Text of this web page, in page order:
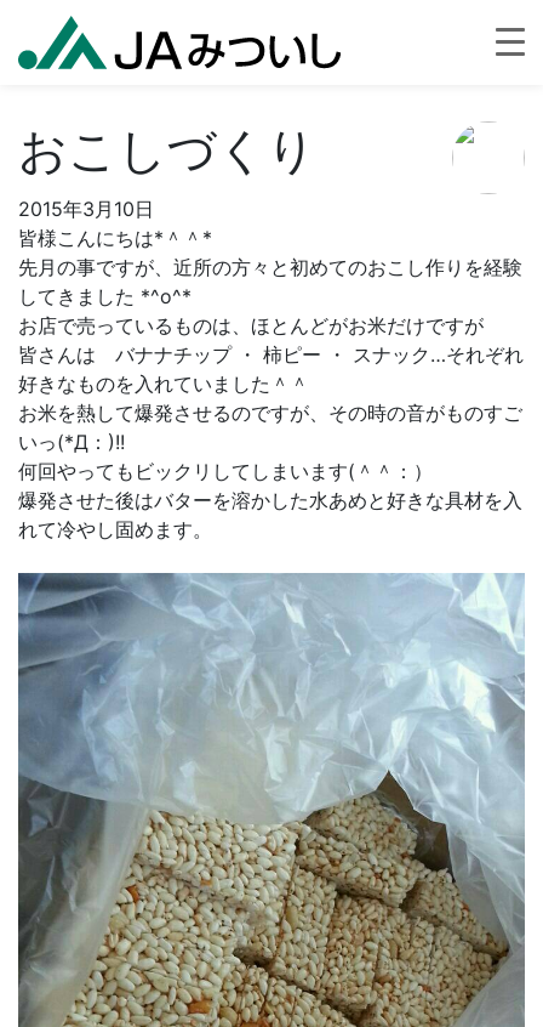
おこしづくり
2015年3月10日
皆様こんにちは*＾＾*
先月の事ですが、近所の方々と初めてのおこし作りを経験
してきました *^o^*
お店で売っているものは、ほとんどがお米だけですが
皆さんは バナナチップ ・ 柿ピー ・ スナック…それぞれ
好きなものを入れていました＾＾
お米を熱して爆発させるのですが、その時の音がものすご
いっ(*Д：)!!
何回やってもビックリしてしまいます(＾＾：）
爆発させた後はバターを溶かした水あめと好きな具材を入
れて冷やし固めます。